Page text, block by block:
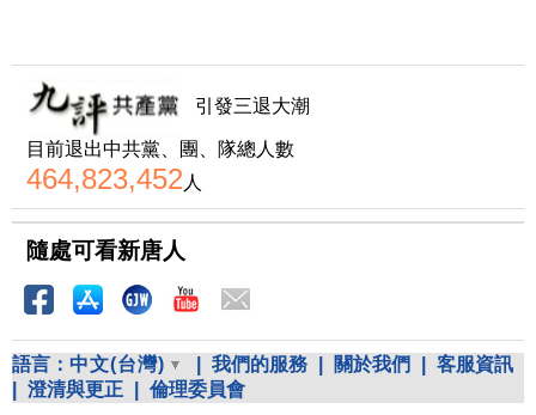
引發三退大潮
目前退出中共黨、團、隊總人數
464,823,452 人
隨處可看新唐人
語言： 中文(台灣) 我們的服務 關於我們
客服資訊
澄清與更正 倫理委員會